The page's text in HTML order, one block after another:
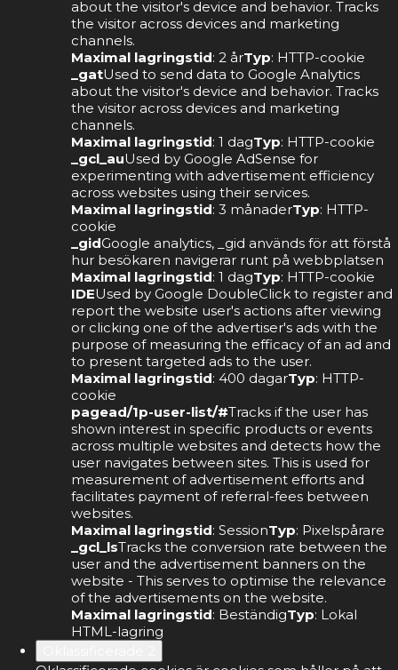
about the visitor's device and behavior. Tracks
the visitor across devices and marketing
channels.
Maximal lagringstid: 2 årTyp: HTTP-cookie
_gatUsed to send data to Google Analytics
about the visitor's device and behavior. Tracks
the visitor across devices and marketing
channels.
Maximal lagringstid: 1 dagTyp: HTTP-cookie
_gcl_auUsed by Google AdSense for
experimenting with advertisement efficiency
across websites using their services.
Maximal lagringstid: 3 månaderTyp: HTTP-
cookie
_gidGoogle analytics, _gid används för att förstå
hur besökaren navigerar runt på webbplatsen
Maximal lagringstid: 1 dagTyp: HTTP-cookie
IDEUsed by Google DoubleClick to register and
report the website user's actions after viewing
or clicking one of the advertiser's ads with the
purpose of measuring the efficacy of an ad and
to present targeted ads to the user.
Maximal lagringstid: 400 dagarTyp: HTTP-
cookie
pagead/1p-user-list/#Tracks if the user has
shown interest in specific products or events
across multiple websites and detects how the
user navigates between sites. This is used for
measurement of advertisement efforts and
facilitates payment of referral-fees between
websites.
Maximal lagringstid: SessionTyp: Pixelspårare
_gcl_lsTracks the conversion rate between the
user and the advertisement banners on the
website - This serves to optimise the relevance
of the advertisements on the website.
Maximal lagringstid: BeständigTyp: Lokal
HTML-lagring